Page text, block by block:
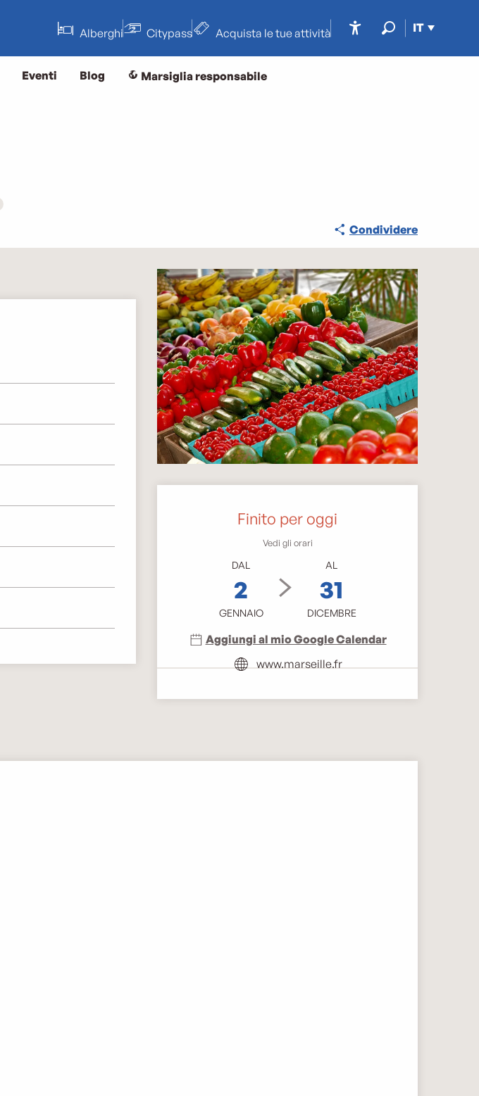
IT
Alberghi Citypass Acquista le tue attività
Eventi Blog Marsiglia responsabile
Condividere
Orari e contatti
Finito per oggi
Vedi gli orari
DAL
2
GENNAIO
AL
31
DICEMBRE
Aggiungi al mio Google Calendar
www.marseille.fr